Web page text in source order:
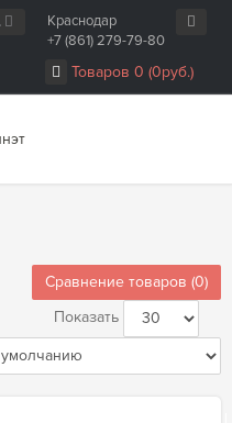
Краснодар
+7 (861) 279-79-80
Товаров 0 (0руб.)
Сравнение товаров (0)
Показать